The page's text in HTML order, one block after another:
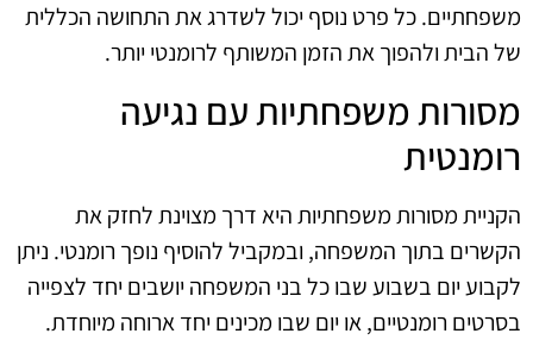
משפחתיים. כל פרט נוסף יכול לשדרג את התחושה הכללית
של הבית ולהפוך את הזמן המשותף לרומנטי יותר.
מסורות משפחתיות עם נגיעה
רומנטית
הקניית מסורות משפחתיות היא דרך מצוינת לחזק את
הקשרים בתוך המשפחה, ובמקביל להוסיף נופך רומנטי. ניתן
לקבוע יום בשבוע שבו כל בני המשפחה יושבים יחד לצפייה
בסרטים רומנטיים, או יום שבו מכינים יחד ארוחה מיוחדת.